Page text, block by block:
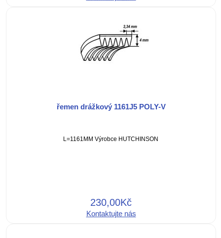
řemen drážkový 1161J5 POLY-V
L=1161MM Výrobce HUTCHINSON
230,00Kč
Kontaktujte nás